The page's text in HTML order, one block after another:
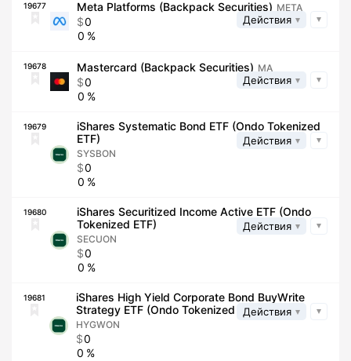
19677 Meta Platforms (Backpack Securities) META
0
0
Действия
19678 Mastercard (Backpack Securities) MA
0
0
Действия
19679
iShares Systematic Bond ETF (Ondo Tokenized
ETF)
SYSBON
0
0
Действия
19680
iShares Securitized Income Active ETF (Ondo
Tokenized ETF)
SECUON
0
0
Действия
19681
iShares High Yield Corporate Bond BuyWrite
Strategy ETF (Ondo Tokenized ETF)
HYGWON
0
0
Действия